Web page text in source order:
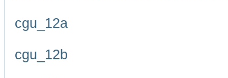
cgu_12a
cgu_12b